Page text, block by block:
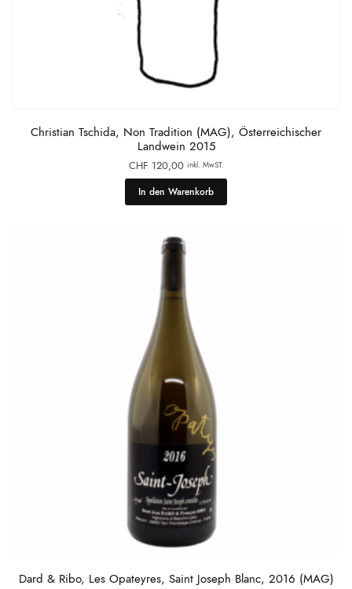
Christian Tschida, Non Tradition (MAG), Österreichischer
Landwein 2015
CHF 120,00 inkl. MwST.
In den Warenkorb
Dard & Ribo, Les Opateyres, Saint Joseph Blanc, 2016 (MAG)